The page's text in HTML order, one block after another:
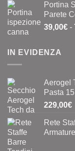
Portina
Parete
39,00€ -
IN EVIDENZA
Aerogel
Pasta
229,00€
Rete